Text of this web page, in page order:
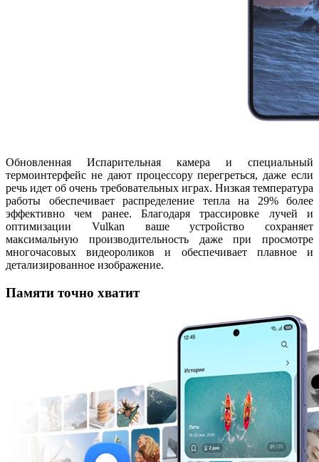
Обновленная Испарительная камера и специальный
термоинтерфейс не дают процессору перегреться, даже если
речь идет об очень требовательных играх. Низкая температура
работы обеспечивает распределение тепла на 29% более
эффективно чем ранее. Благодаря трассировке лучей и
оптимизации Vulkan ваше устройство сохраняет
максимальную производительность даже при просмотре
многочасовых видеороликов и обеспечивает плавное и
детализированное изображение.
Памяти точно хватит